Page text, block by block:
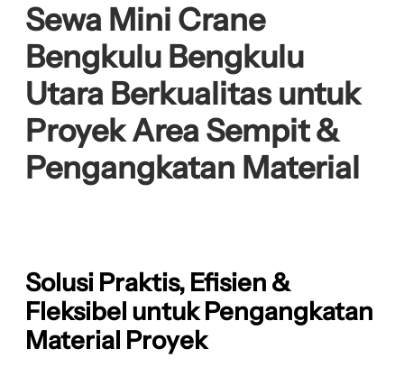
Sewa Mini Crane
Bengkulu Bengkulu
Utara Berkualitas untuk
Proyek Area Sempit &
Pengangkatan Material
Solusi Praktis, Efisien &
Fleksibel untuk Pengangkatan
Material Proyek